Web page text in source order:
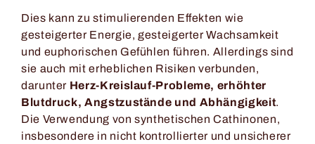
Dies kann zu stimulierenden Effekten wie
gesteigerter Energie, gesteigerter Wachsamkeit
und euphorischen Gefühlen führen. Allerdings sind
sie auch mit erheblichen Risiken verbunden,
darunter Herz-Kreislauf-Probleme, erhöhter
Blutdruck, Angstzustände und Abhängigkeit.
Die Verwendung von synthetischen Cathinonen,
insbesondere in nicht kontrollierter und unsicherer